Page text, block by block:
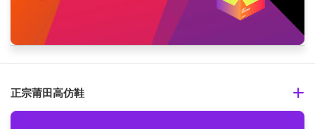
正宗莆田高仿鞋